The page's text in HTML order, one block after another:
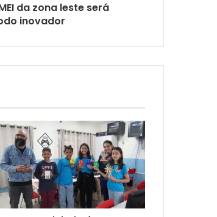
da zona leste será
inovador